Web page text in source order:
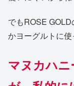
でもROSE
かヨーグルトに使
マヌカハ